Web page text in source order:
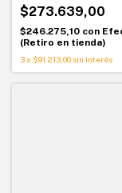
$273.639,00
$246.275,10 con
(Retiro en tienda)
3x $91.213,00 sin interés